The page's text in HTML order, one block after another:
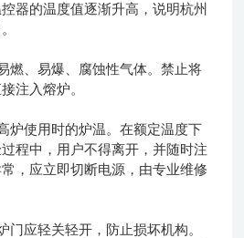
器的温度值逐渐升高，说明杭州
燃、易爆、腐蚀性气体。禁止将
注入熔炉。
炉使用时的炉温。在额定温度下
程中，用户不得离开，并随时注
，应立即切断电源，由专业维修
应轻关轻开，防止损坏机构。